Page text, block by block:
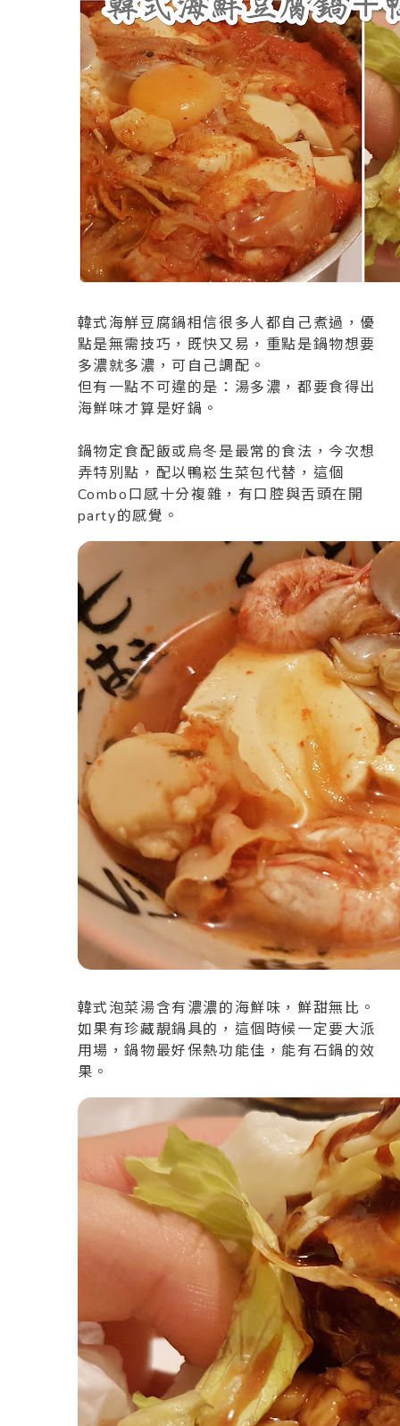
韓式海觧豆腐鍋相信很多人都自己煮過，優
點是無需技巧，既快又易，重點是鍋物想要
多濃就多濃，可自己調配。
但有一點不可違的是：湯多濃，都要食得出
海鮮味才算是好鍋。
鍋物定食配飯或烏冬是最常的食法，今次想
弄特別點，配以鴨崧生菜包代替，這個
Combo口感十分複雜，有口腔與舌頭在開
party的感覺。
韓式泡菜湯含有濃濃的海鮮味，鮮甜無比。
如果有珍藏靚鍋具的，這個時候一定要大派
用場，鍋物最好保熱功能佳，能有石鍋的效
果。